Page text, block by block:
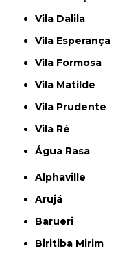
Vila Dalila
Vila Esperança
Vila Formosa
Vila Matilde
Vila Prudente
Vila Ré
Água Rasa
Alphaville
Arujá
Barueri
Biritiba Mirim